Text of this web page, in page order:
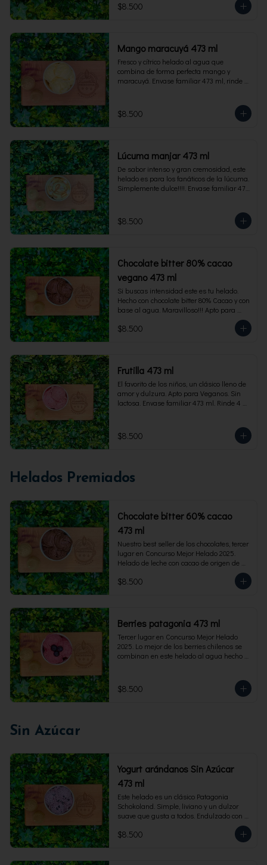
$8.500
Mango maracuyá 473 ml
Fresco y cítrico helado al agua que
combina de forma perfecta mango y
maracuyá. Envase familiar 473 ml, rinde 4
$8.500
Lúcuma manjar 473 ml
De sabor intenso y gran cremosidad, este
helado es para los fanáticos de la lúcuma.
Simplemente dulce!!!!. Envase familiar 473
$8.500
Chocolate bitter 80% cacao
vegano 473 ml
Si buscas intensidad este es tu helado.
Hecho con chocolate bitter 80% Cacao y con
base al agua. Maravilloso!!! Apto para
veganos. Envase familiar 473 ml, rinde 4
porciones
$8.500
Frutilla 473 ml
El favorito de los niños, un clásico lleno de
amor y dulzura. Apto para Veganos. Sin
lactosa. Envase familiar 473 ml. Rinde 4
$8.500
Helados Premiados
Chocolate bitter 60% cacao
473 ml
Nuestro best seller de los chocolates, tercer
lugar en Concurso Mejor Helado 2025.
Helado de leche con cacao de origen de
intensidad al 60%. Envase familiar 473 ml,
rinde 4  porciones.
$8.500
Berries patagonia 473 ml
Tercer lugar en Concurso Mejor Helado
2025. Lo mejor de los berries chilenos se
combinan en este helado al agua hecho
473 ml. Rinde 4 porciones.
$8.500
Sin Azúcar
Yogurt arándanos Sin Azúcar
473 ml
Este helado es un clásico Patagonia
Schokoland. Simple, liviano y un dulzor
suave que gusta a todos. Endulzado con
fructosa.Envase familiar 473 ml. Rinde 4
porciones.
$8.500